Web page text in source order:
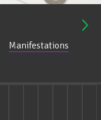
Manifestations